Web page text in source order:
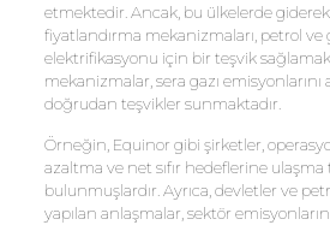
etmektedir. Ancak, bu ülkelerde
fiyatlandırma mekanizmaları, petrol
elektrifikasyonu için bir teşvik
mekanizmalar, sera gazı
doğrudan teşvikler sunmaktadır.
Örneğin, Equinor gibi şirketler,
azaltma ve net sıfır hedeflerine
bulunmuşlardır. Ayrıca, devletler ve
yapılan anlaşmalar, sektör